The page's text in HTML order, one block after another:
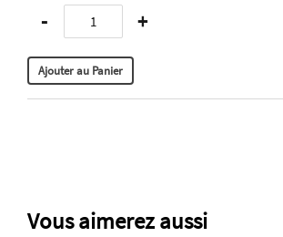
- +
Vous aimerez aussi